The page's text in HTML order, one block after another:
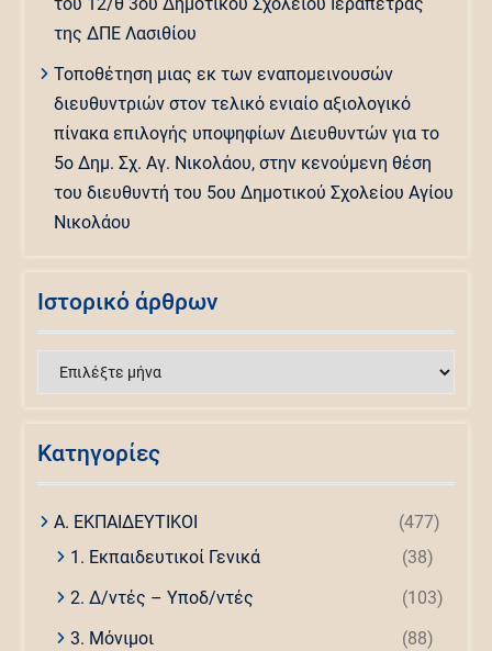
του 12/θ 3ου Δημοτικού Σχολείου Ιεράπετρας
της ΔΠΕ Λασιθίου
Τοποθέτηση μιας εκ των εναπομεινουσών
διευθυντριών στον τελικό ενιαίο αξιολογικό
πίνακα επιλογής υποψηφίων Διευθυντών για το
5ο Δημ. Σχ. Αγ. Νικολάου, στην κενούμενη θέση
του διευθυντή του 5ου Δημοτικού Σχολείου Αγίου
Νικολάου
Ιστορικό άρθρων
Ιστορικό
άρθρων
Kατηγορίες
Α. ΕΚΠΑΙΔΕΥΤΙΚΟΙ
(477)
1. Εκπαιδευτικοί Γενικά
(38)
2. Δ/ντές – Υποδ/ντές
(103)
3. Μόνιμοι
(88)